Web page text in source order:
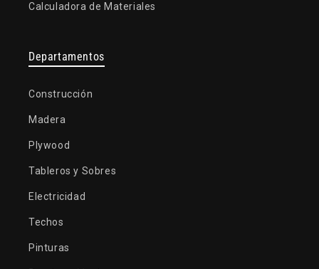
Calculadora de Materiales
Departamentos
Construcción
Madera
Plywood
Tableros y Sobres
Electricidad
Techos
Pinturas